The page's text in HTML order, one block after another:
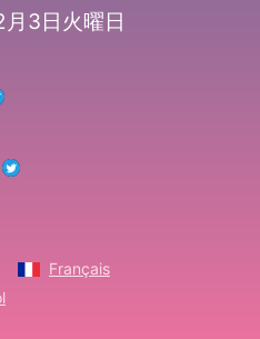
3日火曜日
Français